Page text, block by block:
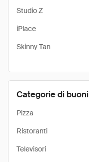
Studio Z
iPlace
Skinny Tan
Categorie di buoni
Pizza
Ristoranti
Televisori